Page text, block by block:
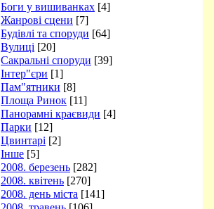
Боги у вишиванках [4]
Жанрові сцени [7]
Будівлі та споруди [64]
Вулиці [20]
Сакральні споруди [39]
Інтер"єри [1]
Пам"ятники [8]
Площа Ринок [11]
Панорамні краєвиди [4]
Парки [12]
Цвинтарі [2]
Інше [5]
2008. березень [282]
2008. квітень [270]
2008. день міста [141]